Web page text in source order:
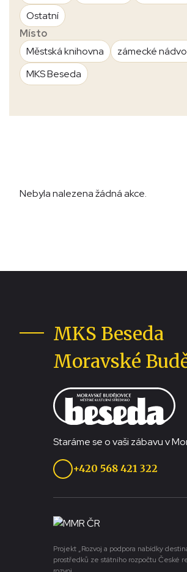
Ostatní
Místo
Městská knihovna
zámecké
MKS Beseda
Nebyla nalezena žádná akce.
MKS Beseda
Moravské
Staráme se o vaši zábavu v
+420 568 421 322
Projekt „Rozvoj a podpora nabídky
prostředků ze státního rozpočtu České